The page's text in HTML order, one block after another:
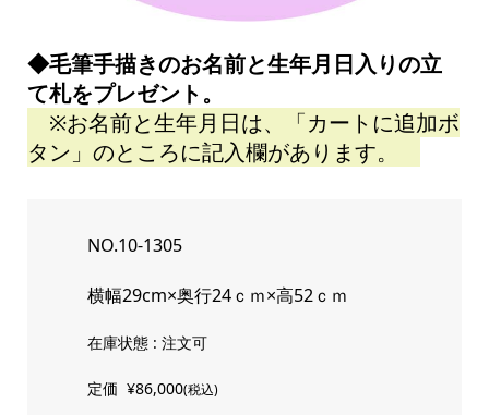
◆毛筆手描きのお名前と生年月日入りの立
て札をプレゼント。
※お名前と生年月日は、「カートに追加ボ
タン」のところに記入欄があります。
NO.10-1305
横幅29cm×奥行24ｃｍ×高52ｃｍ
在庫状態 : 注文可
定価 ¥86,000(税込)